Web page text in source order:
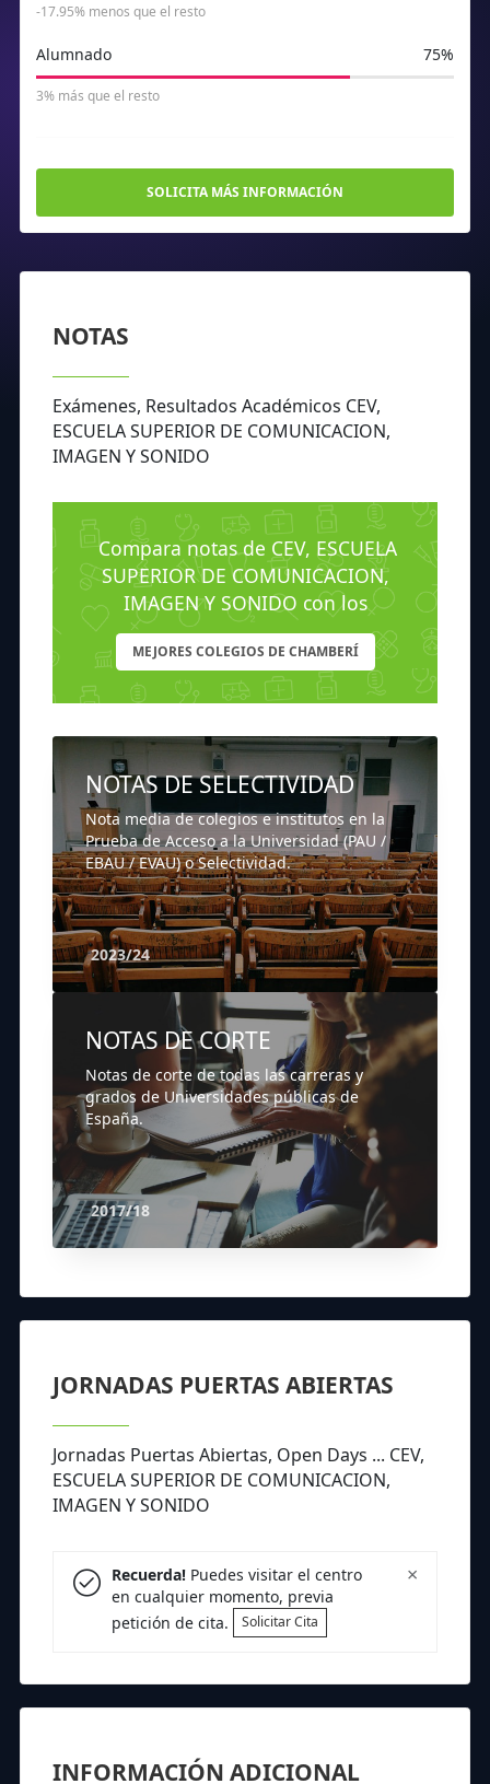
-17.95% menos que el resto
Alumnado 75%
3% más que el resto
SOLICITA MÁS INFORMACIÓN
NOTAS
Exámenes, Resultados Académicos CEV,
ESCUELA SUPERIOR DE COMUNICACION,
IMAGEN Y SONIDO
Compara notas de CEV, ESCUELA
SUPERIOR DE COMUNICACION,
IMAGEN Y SONIDO con los
MEJORES COLEGIOS DE CHAMBERÍ
NOTAS DE SELECTIVIDAD
Nota media de colegios e institutos en la
Prueba de Acceso a la Universidad (PAU /
EBAU / EVAU) o Selectividad.
2023/24
NOTAS DE CORTE
Notas de corte de todas las carreras y
grados de Universidades públicas de
España.
2017/18
JORNADAS PUERTAS ABIERTAS
Jornadas Puertas Abiertas, Open Days ... CEV,
ESCUELA SUPERIOR DE COMUNICACION,
IMAGEN Y SONIDO
×
Recuerda!Puedes visitar el centro
en cualquier momento, previa
petición de cita.
Solicitar Cita
INFORMACIÓN ADICIONAL